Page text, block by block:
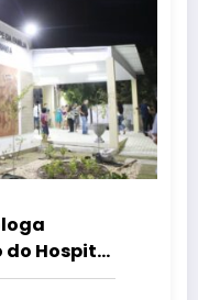
Hospital